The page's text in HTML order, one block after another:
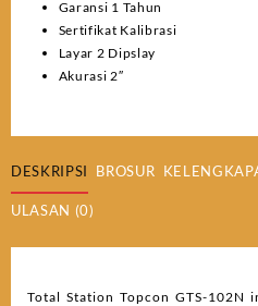
Garansi 1 Tahun
Sertifikat Kalibrasi
Layar 2 Dipslay
Akurasi 2″
DESKRIPSI BROSUR
ULASAN (0)
Total Station Topcon GTS-102N